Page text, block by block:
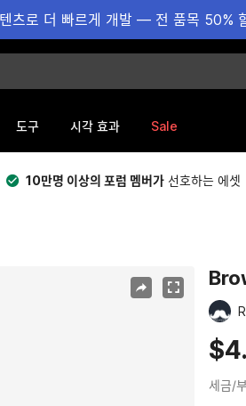
텐츠로 더 빠르게 개발 — 전 품목 50%
도구 시각 효과 Sale
10만명 이상의 포럼 멤버가 선호하는 에셋
세금/